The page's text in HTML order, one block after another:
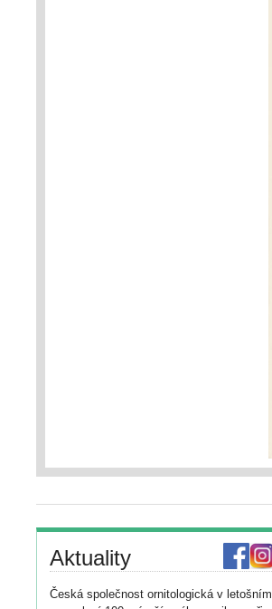
Aktuality
Česká společnost ornitologická v letošním